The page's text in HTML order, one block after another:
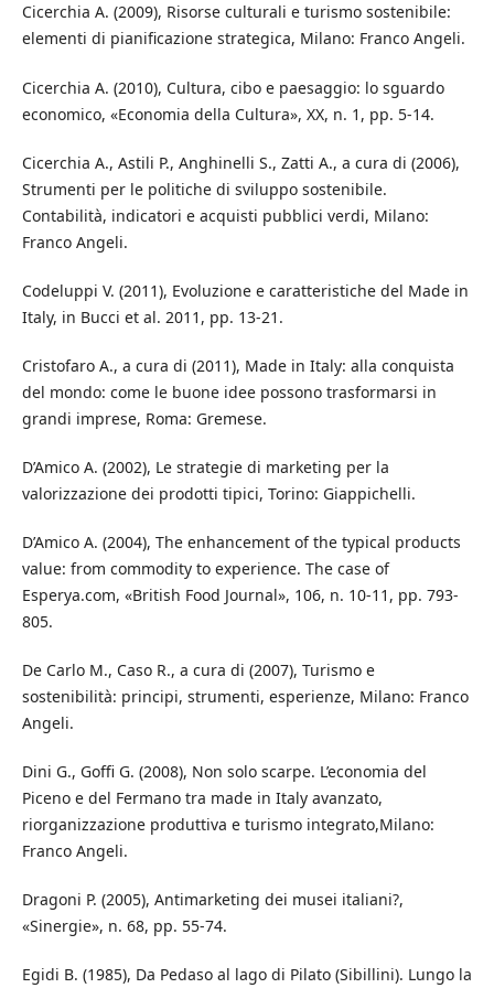
Cicerchia A. (2009), Risorse culturali e turismo sostenibile:
elementi di pianificazione strategica, Milano: Franco Angeli.
Cicerchia A. (2010), Cultura, cibo e paesaggio: lo sguardo
economico, «Economia della Cultura», XX, n. 1, pp. 5-14.
Cicerchia A., Astili P., Anghinelli S., Zatti A., a cura di (2006),
Strumenti per le politiche di sviluppo sostenibile.
Contabilità, indicatori e acquisti pubblici verdi, Milano:
Franco Angeli.
Codeluppi V. (2011), Evoluzione e caratteristiche del Made in
Italy, in Bucci et al. 2011, pp. 13-21.
Cristofaro A., a cura di (2011), Made in Italy: alla conquista
del mondo: come le buone idee possono trasformarsi in
grandi imprese, Roma: Gremese.
D’Amico A. (2002), Le strategie di marketing per la
valorizzazione dei prodotti tipici, Torino: Giappichelli.
D’Amico A. (2004), The enhancement of the typical products
value: from commodity to experience. The case of
Esperya.com, «British Food Journal», 106, n. 10-11, pp. 793-
805.
De Carlo M., Caso R., a cura di (2007), Turismo e
sostenibilità: principi, strumenti, esperienze, Milano: Franco
Angeli.
Dini G., Goffi G. (2008), Non solo scarpe. L’economia del
Piceno e del Fermano tra made in Italy avanzato,
riorganizzazione produttiva e turismo integrato,Milano:
Franco Angeli.
Dragoni P. (2005), Antimarketing dei musei italiani?,
«Sinergie», n. 68, pp. 55-74.
Egidi B. (1985), Da Pedaso al lago di Pilato (Sibillini). Lungo la